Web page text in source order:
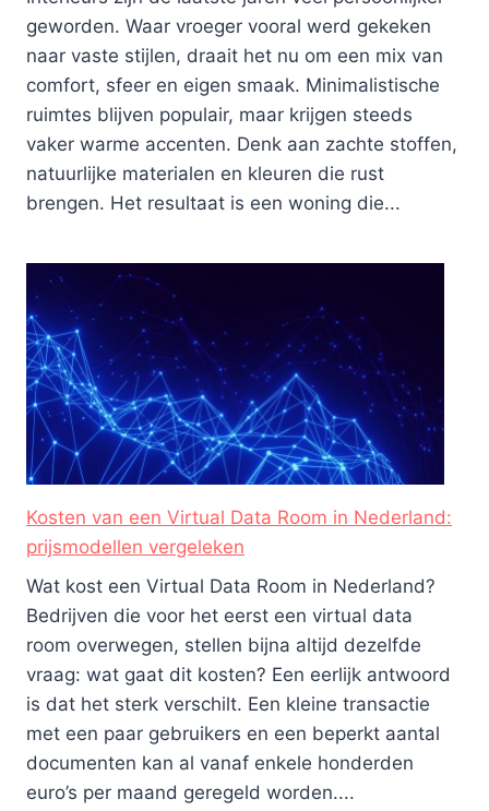
geworden. Waar vroeger vooral werd gekeken
naar vaste stijlen, draait het nu om een mix van
comfort, sfeer en eigen smaak. Minimalistische
ruimtes blijven populair, maar krijgen steeds
vaker warme accenten. Denk aan zachte stoffen,
natuurlijke materialen en kleuren die rust
brengen. Het resultaat is een woning die...
Kosten van een Virtual Data Room in Nederland:
prijsmodellen vergeleken
Wat kost een Virtual Data Room in Nederland?
Bedrijven die voor het eerst een virtual data
room overwegen, stellen bijna altijd dezelfde
vraag: wat gaat dit kosten? Een eerlijk antwoord
is dat het sterk verschilt. Een kleine transactie
met een paar gebruikers en een beperkt aantal
documenten kan al vanaf enkele honderden
euro’s per maand geregeld worden....